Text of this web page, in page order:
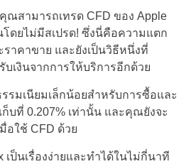
คุณสามารถเทรด CFD ของ Apple
โดยไม่มีสเปรด! ซึ่งนี่คือความแตก
าคาขาย และยังเป็นวิธีหนึ่งที่
เงินจากการให้บริการอีกด้วย
รรมเนียมเล็กน้อยสำหรับการซื้อและ
ก็บที่ 0.207% เท่านั้น และคุณยังจะ
อใช้ CFD ด้วย
เป็นเรื่องง่ายและทำได้ในไม่กี่นาที